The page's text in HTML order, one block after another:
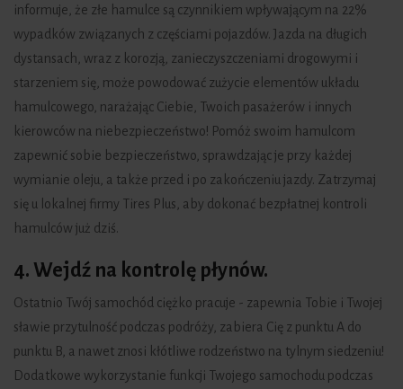
informuje, że złe hamulce są czynnikiem wpływającym na 22%
wypadków związanych z częściami pojazdów. Jazda na długich
dystansach, wraz z korozją, zanieczyszczeniami drogowymi i
starzeniem się, może powodować zużycie elementów układu
hamulcowego, narażając Ciebie, Twoich pasażerów i innych
kierowców na niebezpieczeństwo! Pomóż swoim hamulcom
zapewnić sobie bezpieczeństwo, sprawdzając je przy każdej
wymianie oleju, a także przed i po zakończeniu jazdy. Zatrzymaj
się u lokalnej firmy Tires Plus, aby dokonać bezpłatnej kontroli
hamulców już dziś.
4. Wejdź na kontrolę płynów.
Ostatnio Twój samochód ciężko pracuje - zapewnia Tobie i Twojej
sławie przytulność podczas podróży, zabiera Cię z punktu A do
punktu B, a nawet znosi kłótliwe rodzeństwo na tylnym siedzeniu!
Dodatkowe wykorzystanie funkcji Twojego samochodu podczas